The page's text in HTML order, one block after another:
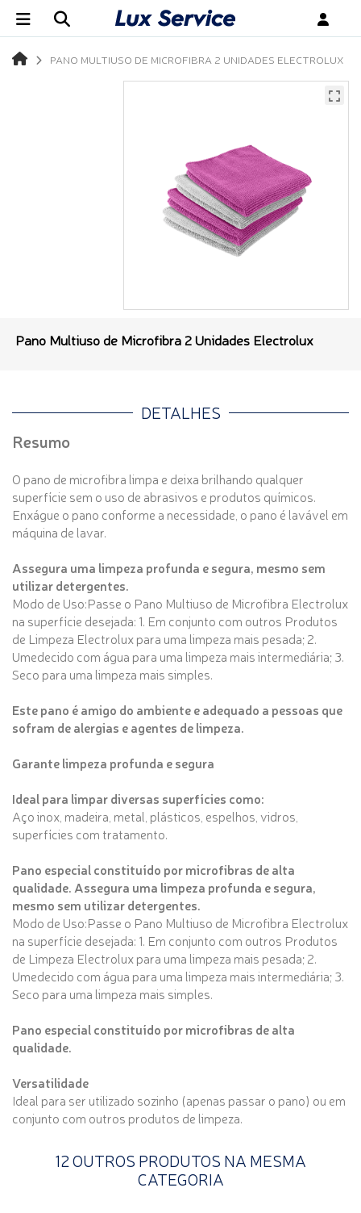
PANO MULTIUSO DE MICROFIBRA 2 UNIDADES ELECTROLUX
Pano Multiuso de Microfibra 2 Unidades Electrolux
DETALHES
Resumo
O pano de microfibra limpa e deixa brilhando qualquer
superfície sem o uso de abrasivos e produtos químicos.
Enxágue o pano conforme a necessidade, o pano é lavável em
máquina de lavar.
Assegura uma limpeza profunda e segura, mesmo sem
utilizar detergentes.
Modo de Uso:Passe o Pano Multiuso de Microfibra Electrolux
na superfície desejada: 1. Em conjunto com outros Produtos
de Limpeza Electrolux para uma limpeza mais pesada; 2.
Umedecido com água para uma limpeza mais intermediária; 3.
Seco para uma limpeza mais simples.
Este pano é amigo do ambiente e adequado a pessoas que
sofram de alergias e agentes de limpeza.
Garante limpeza profunda e segura
Ideal para limpar diversas superfícies como:
Aço inox, madeira, metal, plásticos, espelhos, vidros,
superfícies com tratamento.
Pano especial constituído por microfibras de alta
qualidade. Assegura uma limpeza profunda e segura,
mesmo sem utilizar detergentes.
Modo de Uso:Passe o Pano Multiuso de Microfibra Electrolux
na superfície desejada: 1. Em conjunto com outros Produtos
de Limpeza Electrolux para uma limpeza mais pesada; 2.
Umedecido com água para uma limpeza mais intermediária; 3.
Seco para uma limpeza mais simples.
Pano especial constituído por microfibras de alta
qualidade.
Versatilidade
Ideal para ser utilizado sozinho (apenas passar o pano) ou em
conjunto com outros produtos de limpeza.
12 OUTROS PRODUTOS NA MESMA
CATEGORIA